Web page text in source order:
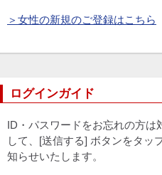
＞女性の新規のご登録はこちら
ログインガイド
ID・パスワードをお忘れの方は
して、[送信する] ボタンをタッ
知らせいたします。